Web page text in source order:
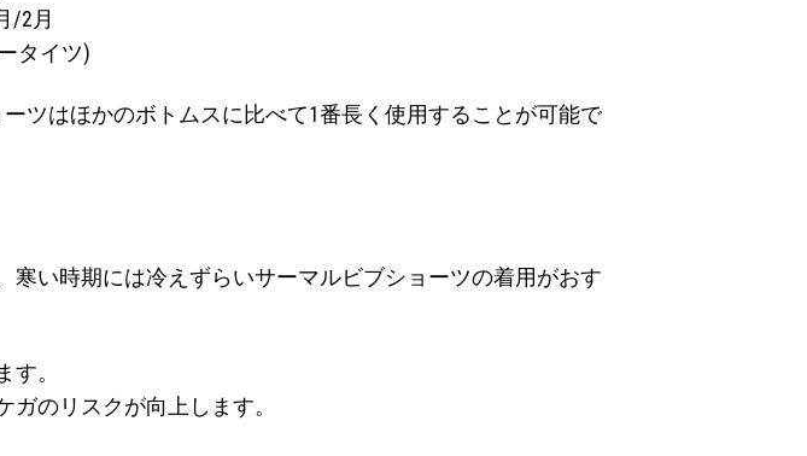
/2月
タイツ)
ツはほかのボトムスに比べて1番長く使用することが可能で
い時期には冷えずらいサーマルビブショーツの着用がおす
す。
のリスクが向上します。